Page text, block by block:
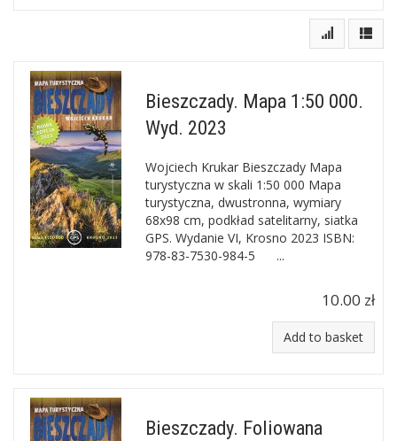
Bieszczady. Mapa 1:50 000.
Wyd. 2023
Wojciech Krukar Bieszczady Mapa
turystyczna w skali 1:50 000 Mapa
turystyczna, dwustronna, wymiary
68x98 cm, podkład satelitarny, siatka
GPS. Wydanie VI, Krosno 2023 ISBN:
978-83-7530-984-5 ...
10.00 zł
Add to basket
Bieszczady. Foliowana